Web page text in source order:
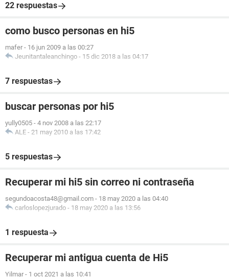
22 respuestas
como busco personas en hi5
mafer - 16 jun 2009 a las 00:27
Jeunitantaleanchingo - 15 dic 2018 a las 04:17
7 respuestas
buscar personas por hi5
yully0505 - 4 nov 2008 a las 22:17
ALE - 21 may 2010 a las 17:42
5 respuestas
Recuperar mi hi5 sin correo ni contraseña
segundoacosta48@gmail.com - 18 may 2020 a las 04:40
carloslopezjurado - 18 may 2020 a las 13:56
1 respuesta
Recuperar mi antigua cuenta de Hi5
Yilmar - 1 oct 2021 a las 10:41